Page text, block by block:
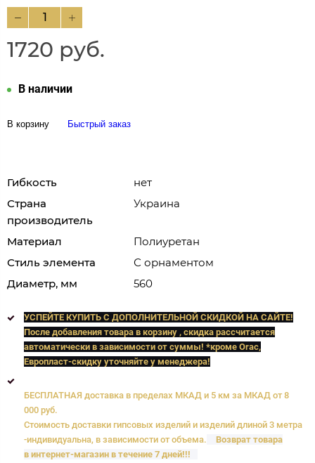
1720 руб.
В наличии
В корзину Быстрый заказ
Гибкость
нет
Страна
производитель
Украина
Материал
Полиуретан
Стиль элемента
С орнаментом
Диаметр, мм
560
УСПЕЙТЕ КУПИТЬ C ДОПОЛНИТЕЛЬНОЙ СКИДКОЙ НА САЙТЕ!
После добавления товара в корзину , скидка рассчитается
автоматически в зависимости от суммы! *кроме Orac,
Европласт-скидку уточняйте у менеджера!
БЕСПЛАТНАЯ доставка в пределах МКАД и 5 км за МКАД от 8
000 руб.
Стоимость доставки гипсовых изделий и изделий длиной 3 метра
-индивидуальна, в зависимости от объема.
Возврат товара
в интернет-магазин в течение 7 дней!!!